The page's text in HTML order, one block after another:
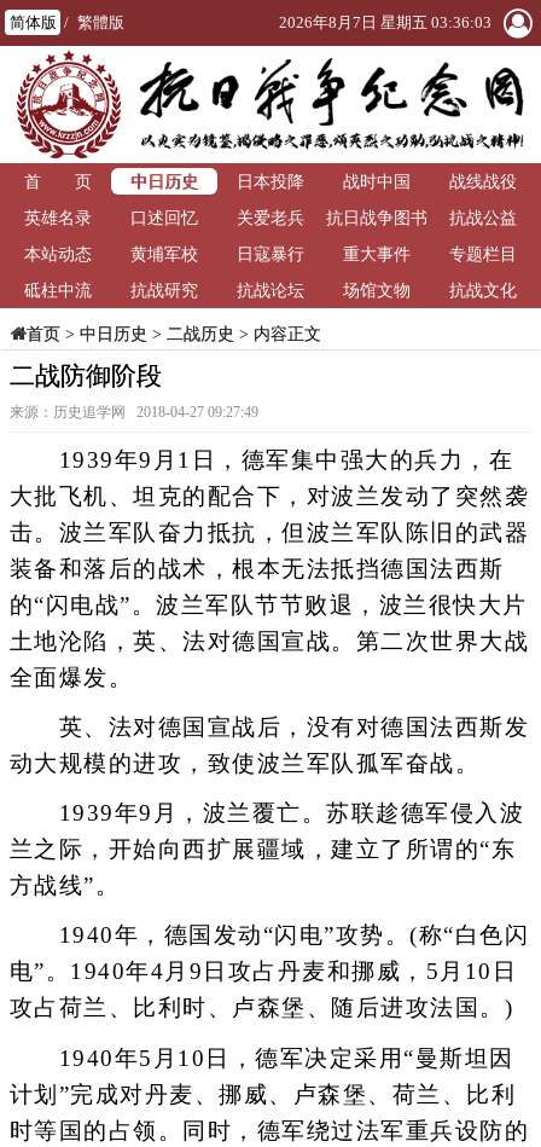
简体版 / 繁體版 2026年8月7日 星期五 03:36:03
首 页 中日历史 日本投降 战时中国
战线战役
英雄名录
口述回忆 关爱老兵
抗日战争图书
馆
抗战公益
本站动态
黄埔军校 日寇暴行 重大事件
专题栏目
砥柱中流
抗战研究 抗战论坛 场馆文物 抗战文化
首页> 中日历史 > 二战历史 > 内容正文
二战防御阶段
来源：历史追学网 2018-04-27 09:27:49
1939年9月1日，德军集中强大的兵力，在
大批飞机、坦克的配合下，对波兰发动了突然袭
击。波兰军队奋力抵抗，但波兰军队陈旧的武器
装备和落后的战术，根本无法抵挡德国法西斯
的“闪电战”。波兰军队节节败退，波兰很快大片
土地沦陷，英、法对德国宣战。第二次世界大战
全面爆发。
英、法对德国宣战后，没有对德国法西斯发
动大规模的进攻，致使波兰军队孤军奋战。
1939年9月，波兰覆亡。苏联趁德军侵入波
兰之际，开始向西扩展疆域，建立了所谓的“东
方战线”。
1940年，德国发动“闪电”攻势。(称“白色闪
电”。1940年4月9日攻占丹麦和挪威，5月10日
攻占荷兰、比利时、卢森堡、随后进攻法国。)
1940年5月10日，德军决定采用“曼斯坦因
计划”完成对丹麦、挪威、卢森堡、荷兰、比利
时等国的占领。同时，德军绕过法军重兵设防的